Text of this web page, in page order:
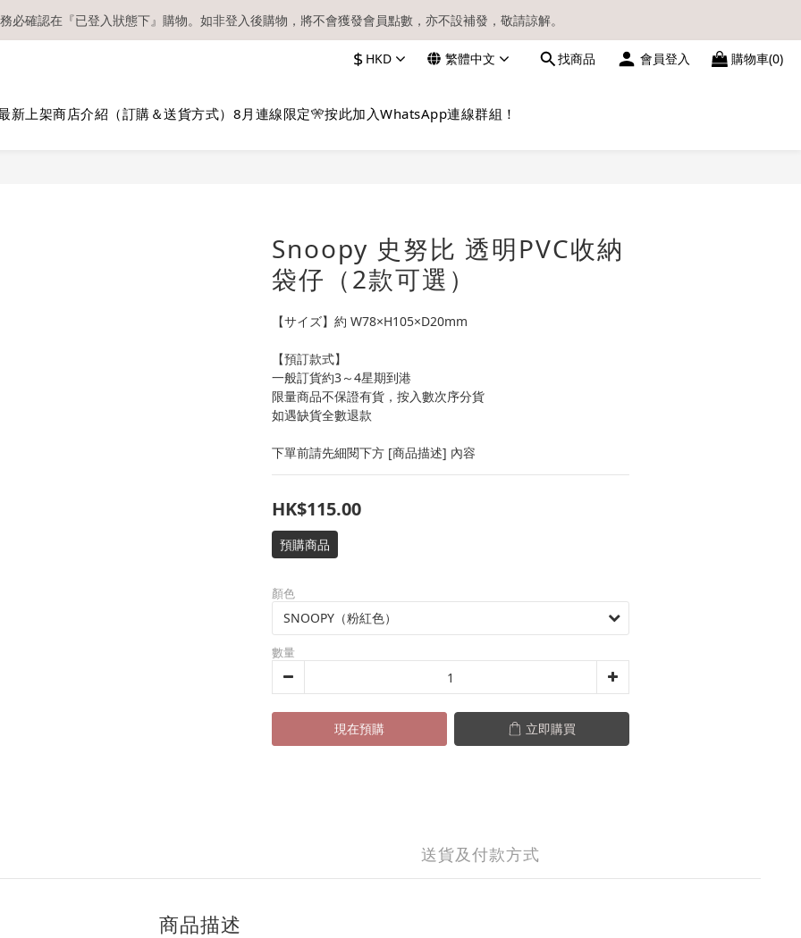
【現貨區】內款式均為在港現貨，現貨區以外的所有貨品都需要訂貨喔！
必確認在『已登入狀態下』購物。如非登入後購物，將不會獲發會員點數，亦不設補發，敬請諒解。
豐快遞／本地及國際郵遞寄出後，本店只會以電郵通知出貨，下單後敬請留意電郵信箱。
$ HKD 繁體中文 找商品 會員登入 購物車(0)
新上架商店介紹（訂購＆送貨方式） 8月連線限定🎌按此加入WhatsApp連線群組！
Snoopy 史努比 透明PVC收納
袋仔（2款可選）
【サイズ】約 W78×H105×D20mm
【預訂款式】
一般訂貨約3～4星期到港
限量商品不保證有貨，按入數次序分貨
如遇缺貨全數退款
下單前請先細閱下方 [商品描述] 內容
HK$115.00
預購商品
顏色
數量
現在預購 立即購買
送貨及付款方式
商品描述